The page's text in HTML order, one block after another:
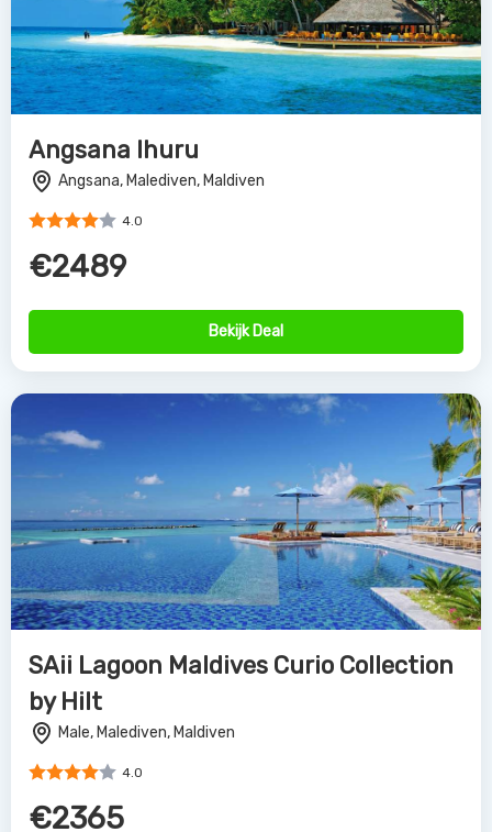
Angsana Ihuru
Angsana, Malediven, Maldiven
4.0
€2489
Bekijk Deal
SAii Lagoon Maldives Curio Collection
by Hilt
Male, Malediven, Maldiven
4.0
€2365